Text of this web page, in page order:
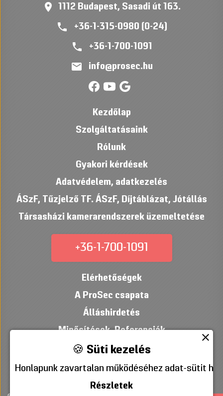
place 1112 Budapest, Sasadi út 163.
phone +36-1-315-0980 (0-24)
phone +36-1-700-1091
mail info@prosec.hu
Kezdőlap
Szolgáltatásaink
Rólunk
Gyakori kérdések
Adatvédelem, adatkezelés
ÁSzF, Tűzjelző TF. ÁSzF, Díjtáblázat, Jótállás
Társasházi kamerarendszerek üzemeltetése
+36-1-700-1091
Elérhetőségek
A ProSec csapata
Álláshirdetés
Minősítések,Referenciák
🍪 Süti kezelés
Honlapunk zavartalan működéséhez adat-sütit
Részletek
close